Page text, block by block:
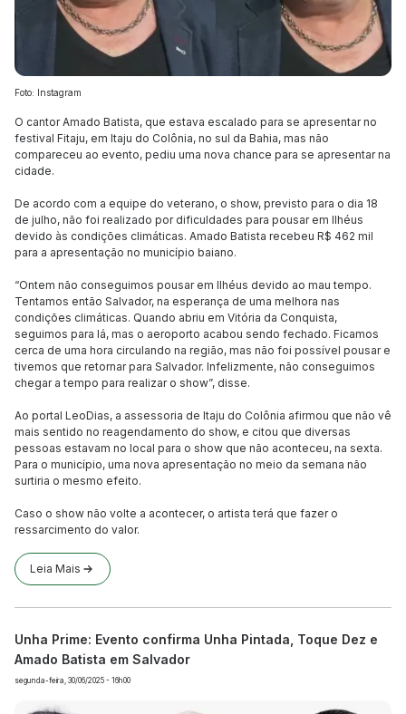
Foto: Instagram
O cantor Amado Batista, que estava escalado para se apresentar no
festival Fitaju, em Itaju do Colônia, no sul da Bahia, mas não
compareceu ao evento, pediu uma nova chance para se apresentar na
cidade.
De acordo com a equipe do veterano, o show, previsto para o dia 18
de julho, não foi realizado por dificuldades para pousar em Ilhéus
devido às condições climáticas. Amado Batista recebeu R$ 462 mil
para a apresentação no município baiano.
“Ontem não conseguimos pousar em Ilhéus devido ao mau tempo.
Tentamos então Salvador, na esperança de uma melhora nas
condições climáticas. Quando abriu em Vitória da Conquista,
seguimos para lá, mas o aeroporto acabou sendo fechado. Ficamos
cerca de uma hora circulando na região, mas não foi possível pousar e
tivemos que retornar para Salvador. Infelizmente, não conseguimos
chegar a tempo para realizar o show”, disse.
Ao portal LeoDias, a assessoria de Itaju do Colônia afirmou que não vê
mais sentido no reagendamento do show, e citou que diversas
pessoas estavam no local para o show que não aconteceu, na sexta.
Para o município, uma nova apresentação no meio da semana não
surtiria o mesmo efeito.
Caso o show não volte a acontecer, o artista terá que fazer o
ressarcimento do valor.
Leia Mais
Unha Prime: Evento confirma Unha Pintada, Toque Dez e
Amado Batista em Salvador
segunda-feira, 30/06/2025 - 16h00